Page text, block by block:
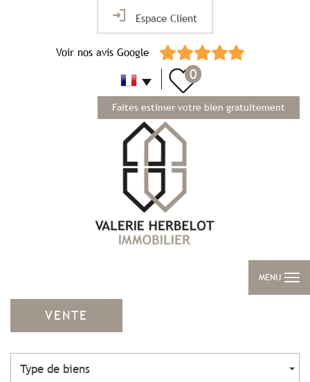
Espace Client
Voir nos avis Google
Faites estimer votre bien gratuitement
0
MENU
VENTE
Type de biens